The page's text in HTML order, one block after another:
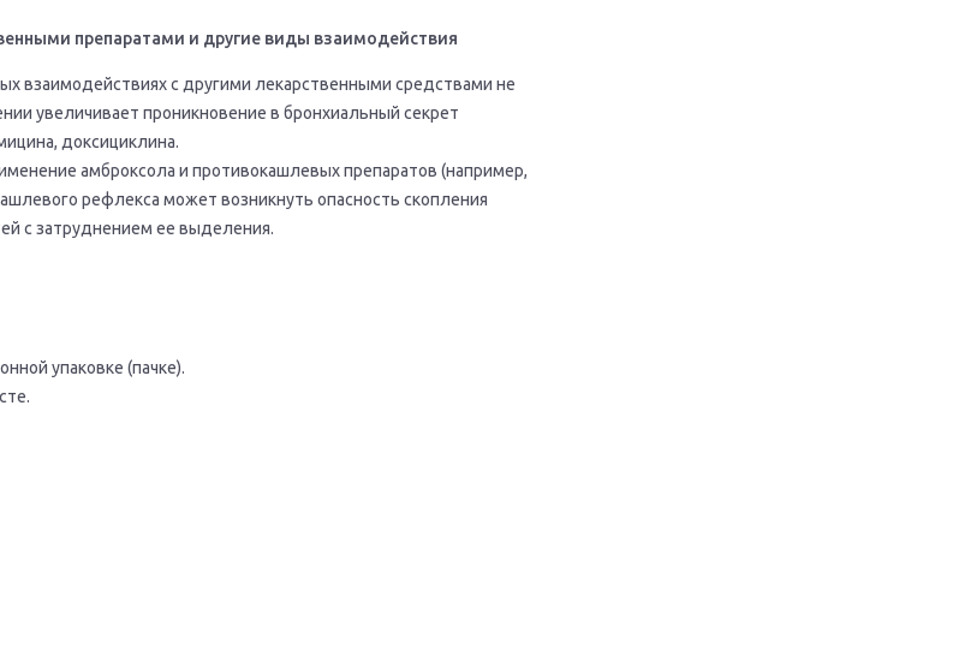
препаратами и другие виды взаимодействия
взаимодействиях с другими лекарственными средствами не
увеличивает проникновение в бронхиальный секрет
доксициклина.
амброксола и противокашлевых препаратов (например,
рефлекса может возникнуть опасность скопления
с затруднением ее выделения.
упаковке (пачке).